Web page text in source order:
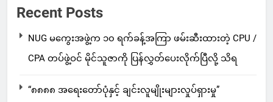
Recent Posts
NUG မကွေးအဖွဲ့က ၁၀ ရက်ခန့်အကြာ ဖမ်းဆီးထားတဲ့ CPU /
CPA တပ်ဖွဲ့ဝင် မိုင်သူဇာကို ပြန်လွှတ်ပေးလိုက်ပြီလို့ သိရ
“၈၈၈၈ အရေးတော်ပုံနှင့် ချင်းလူမျိုးများလှုပ်ရှားမှု”